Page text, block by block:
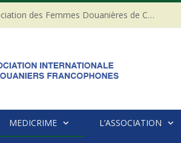
20ème anniversaire de l’Association des Femmes Douanières de Côte d’ivoire
MEDICRIME L’ASSOCIATION